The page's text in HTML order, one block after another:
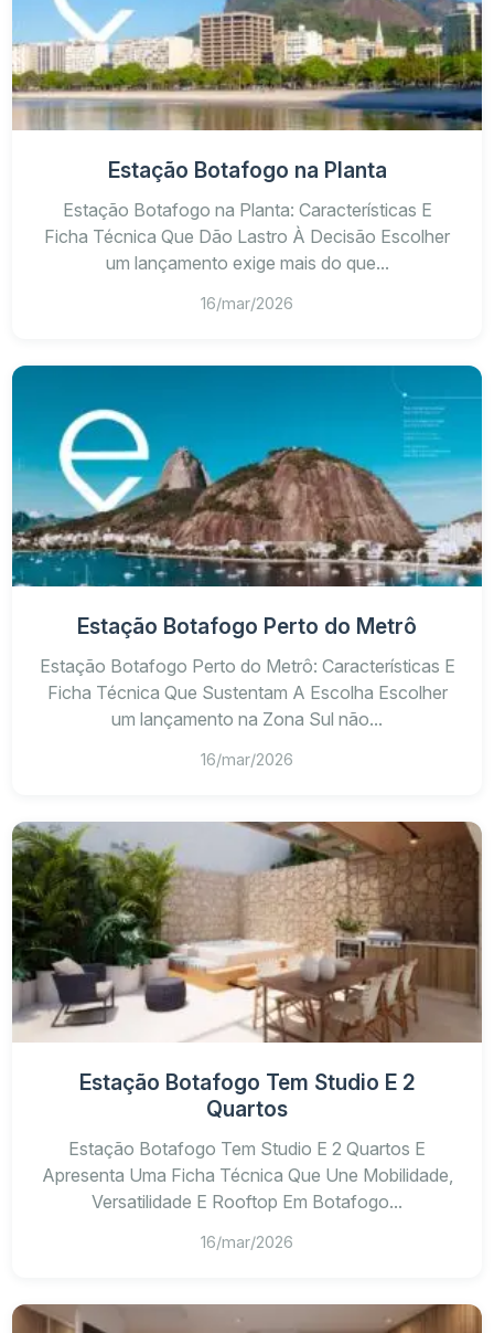
Estação Botafogo na Planta
Estação Botafogo na Planta: Características E
Ficha Técnica Que Dão Lastro À Decisão Escolher
um lançamento exige mais do que...
16/mar/2026
Estação Botafogo Perto do Metrô
Estação Botafogo Perto do Metrô: Características E
Ficha Técnica Que Sustentam A Escolha Escolher
um lançamento na Zona Sul não...
16/mar/2026
Estação Botafogo Tem Studio E 2
Quartos
Estação Botafogo Tem Studio E 2 Quartos E
Apresenta Uma Ficha Técnica Que Une Mobilidade,
Versatilidade E Rooftop Em Botafogo...
16/mar/2026